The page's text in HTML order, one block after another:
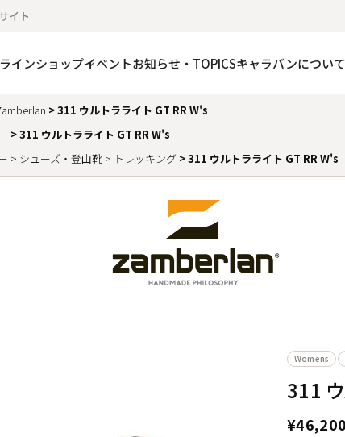
イト
インショップイベントお知らせ・TOPICSキャラバンについて
311 ウルトラライト GT RR W's
311 ウルトラライト GT RR W's
シューズ・登山靴 トレッキング 311 ウルトラライト GT RR W's
Womens
311
¥46,200